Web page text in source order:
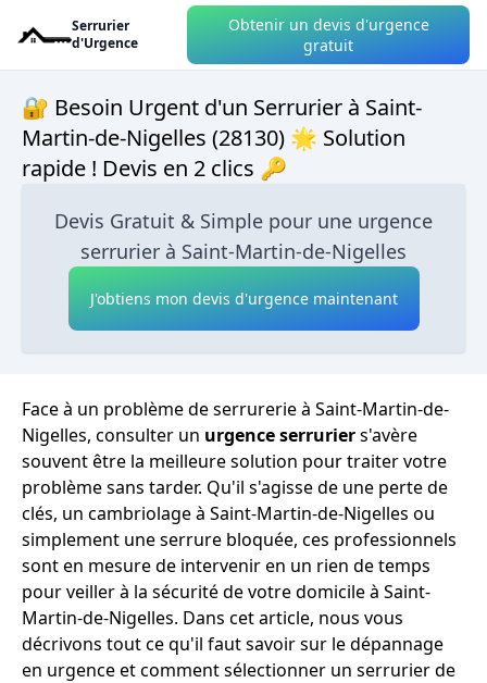
Serrurier
d'Urgence
Obtenir un devis d'urgence
gratuit
🔐 Besoin Urgent d'un Serrurier à Saint-
Martin-de-Nigelles (28130) 🌟 Solution
rapide ! Devis en 2 clics 🔑
Devis Gratuit & Simple pour une urgence
serrurier à Saint-Martin-de-Nigelles
J'obtiens mon devis d'urgence maintenant
Face à un problème de serrurerie à Saint-Martin-de-
Nigelles, consulter un urgence serruriers'avère
souvent être la meilleure solution pour traiter votre
problème sans tarder. Qu'il s'agisse de une perte de
clés, un cambriolage à Saint-Martin-de-Nigelles ou
simplement une serrure bloquée, ces professionnels
sont en mesure de intervenir en un rien de temps
pour veiller à la sécurité de votre domicile à Saint-
Martin-de-Nigelles. Dans cet article, nous vous
décrivons tout ce qu'il faut savoir sur le dépannage
en urgence et comment sélectionner un serrurier de